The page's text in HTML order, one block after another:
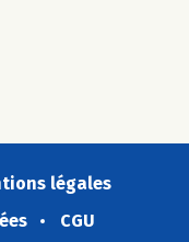
légales
CGU